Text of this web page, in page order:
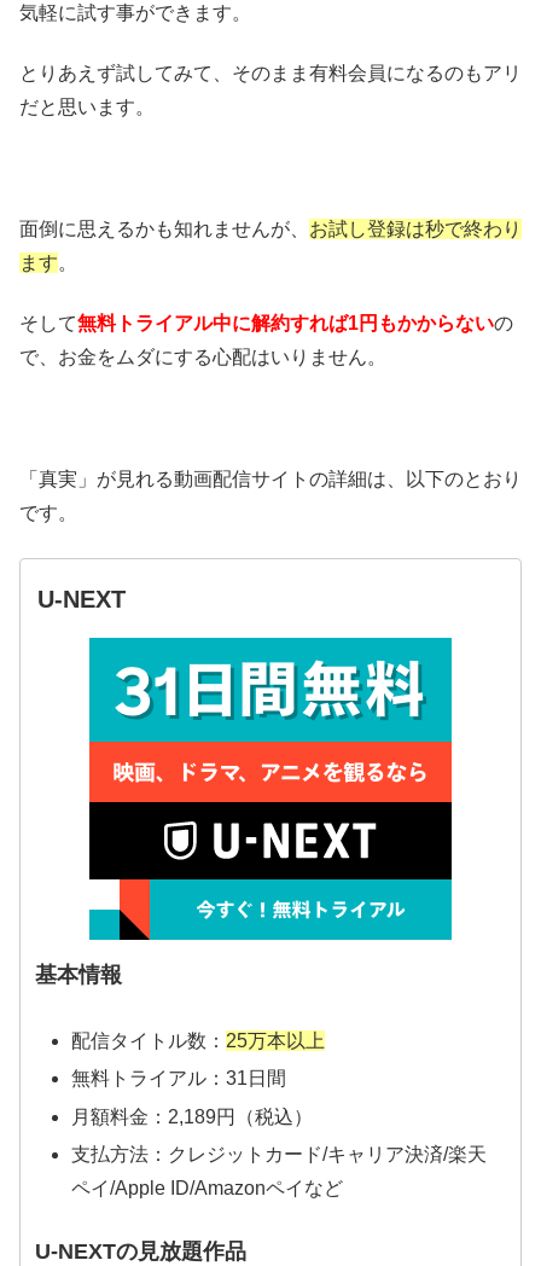
気軽に試す事ができます。
とりあえず試してみて、そのまま有料会員になるのもアリ
だと思います。
面倒に思えるかも知れませんが、 お試し登録は秒で終わり
ます。
そして無料トライアル中に解約すれば1円もかからないの
で、お金をムダにする心配はいりません。
「真実」が見れる動画配信サイトの詳細は、以下のとおり
です。
U-NEXT
基本情報
配信タイトル数： 25万本以上
無料トライアル：31日間
月額料金：2,189円（税込）
支払方法：クレジットカード/キャリア決済/楽天
ペイ/Apple ID/Amazonペイなど
U-NEXTの見放題作品